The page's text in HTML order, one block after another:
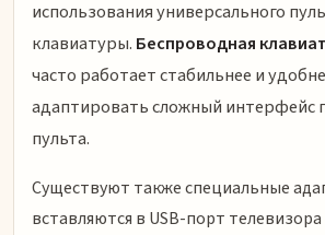
использования универсального
клавиатуры. Беспроводная
часто работает стабильнее и
адаптировать сложный интерфейс
пульта.
Существуют также специальные
вставляются в USB-порт